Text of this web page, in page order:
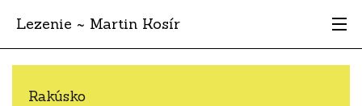
Lezenie ~ Martin Kosír
Najhodnotnejšie
Rakúsko